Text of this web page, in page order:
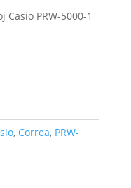
PRW-5000-1
, Correa, PRW-